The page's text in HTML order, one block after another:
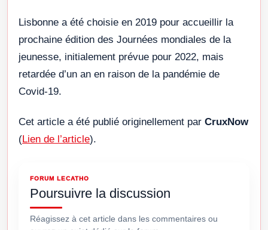
Lisbonne a été choisie en 2019 pour accueillir la
prochaine édition des Journées mondiales de la
jeunesse, initialement prévue pour 2022, mais
retardée d’un an en raison de la pandémie de
Covid-19.
Cet article a été publié originellement par CruxNow
(Lien de l’article).
FORUM LECATHO
Poursuivre la discussion
Réagissez à cet article dans les commentaires ou